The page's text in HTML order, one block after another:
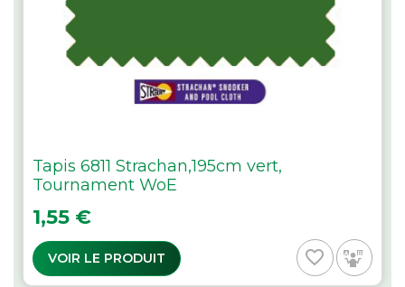
Tapis 6811 Strachan,195cm vert,
Tournament WoE
Prix
1,55 €
VOIR LE PRODUIT favorite_border